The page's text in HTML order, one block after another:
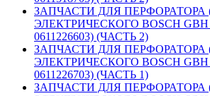
ЗАПЧАСТИ ДЛЯ ПЕРФОРАТОРА
ЭЛЕКТРИЧЕСКОГО BOSCH GBH
0611226603) (ЧАСТЬ 2)
ЗАПЧАСТИ ДЛЯ ПЕРФОРАТОРА
ЭЛЕКТРИЧЕСКОГО BOSCH GBH
0611226703) (ЧАСТЬ 1)
ЗАПЧАСТИ ДЛЯ ПЕРФОРАТОРА